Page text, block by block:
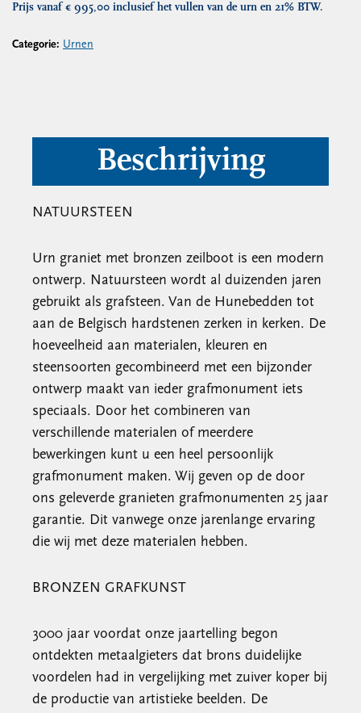
Prijs vanaf € 995,00 inclusief het vullen van de urn en 21% BTW.
Categorie: Urnen
Beschrijving
NATUURSTEEN
Urn graniet met bronzen zeilboot is een modern
ontwerp. Natuursteen wordt al duizenden jaren
gebruikt als grafsteen. Van de Hunebedden tot
aan de Belgisch hardstenen zerken in kerken. De
hoeveelheid aan materialen, kleuren en
steensoorten gecombineerd met een bijzonder
ontwerp maakt van ieder grafmonument iets
speciaals. Door het combineren van
verschillende materialen of meerdere
bewerkingen kunt u een heel persoonlijk
grafmonument maken. Wij geven op de door
ons geleverde granieten grafmonumenten 25 jaar
garantie. Dit vanwege onze jarenlange ervaring
die wij met deze materialen hebben.
BRONZEN GRAFKUNST
3000 jaar voordat onze jaartelling begon
ontdekten metaalgieters dat brons duidelijke
voordelen had in vergelijking met zuiver koper bij
de productie van artistieke beelden. De